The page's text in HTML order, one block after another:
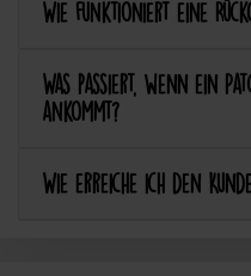
Wie funktioniert eine
Was passiert, wenn ein
ankommt?
Wie erreiche ich den